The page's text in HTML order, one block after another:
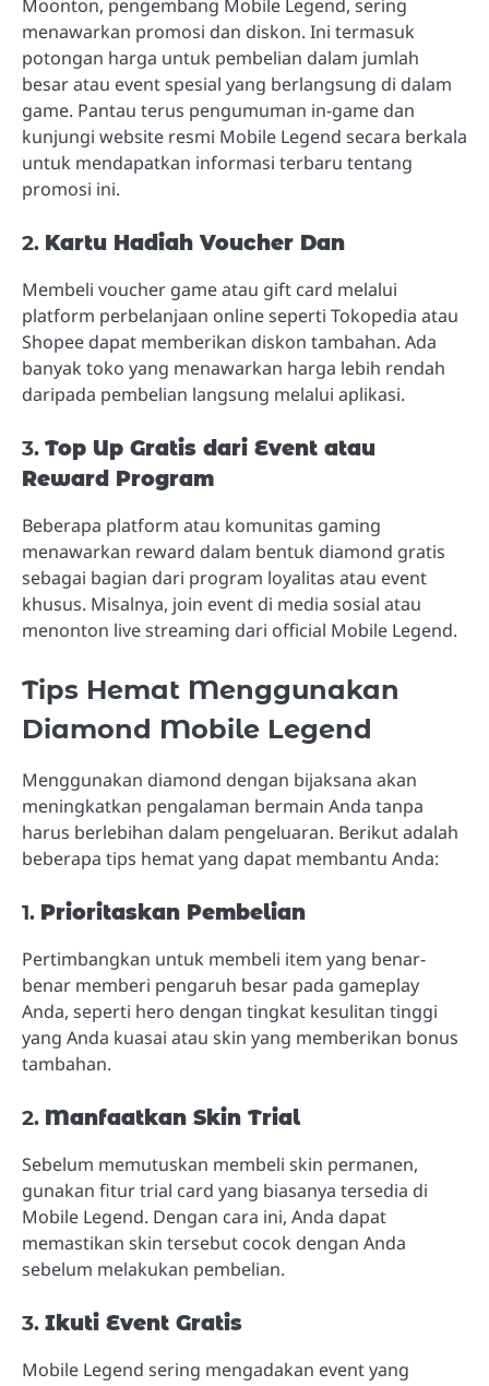
Moonton, pengembang Mobile Legend, sering
menawarkan promosi dan diskon. Ini termasuk
potongan harga untuk pembelian dalam jumlah
besar atau event spesial yang berlangsung di dalam
game. Pantau terus pengumuman in-game dan
kunjungi website resmi Mobile Legend secara berkala
untuk mendapatkan informasi terbaru tentang
promosi ini.
2. Kartu Hadiah Voucher Dan
Membeli voucher game atau gift card melalui
platform perbelanjaan online seperti Tokopedia atau
Shopee dapat memberikan diskon tambahan. Ada
banyak toko yang menawarkan harga lebih rendah
daripada pembelian langsung melalui aplikasi.
3. Top Up Gratis dari Event atau
Reward Program
Beberapa platform atau komunitas gaming
menawarkan reward dalam bentuk diamond gratis
sebagai bagian dari program loyalitas atau event
khusus. Misalnya, join event di media sosial atau
menonton live streaming dari official Mobile Legend.
Tips Hemat Menggunakan
Diamond Mobile Legend
Menggunakan diamond dengan bijaksana akan
meningkatkan pengalaman bermain Anda tanpa
harus berlebihan dalam pengeluaran. Berikut adalah
beberapa tips hemat yang dapat membantu Anda:
1. Prioritaskan Pembelian
Pertimbangkan untuk membeli item yang benar-
benar memberi pengaruh besar pada gameplay
Anda, seperti hero dengan tingkat kesulitan tinggi
yang Anda kuasai atau skin yang memberikan bonus
tambahan.
2. Manfaatkan Skin Trial
Sebelum memutuskan membeli skin permanen,
gunakan fitur trial card yang biasanya tersedia di
Mobile Legend. Dengan cara ini, Anda dapat
memastikan skin tersebut cocok dengan Anda
sebelum melakukan pembelian.
3. Ikuti Event Gratis
Mobile Legend sering mengadakan event yang